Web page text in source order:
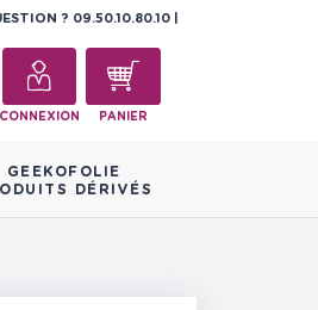
? 09.50.10.80.10
CONNEXION PANIER
GEEKOFOLIE
DÉRIVÉS